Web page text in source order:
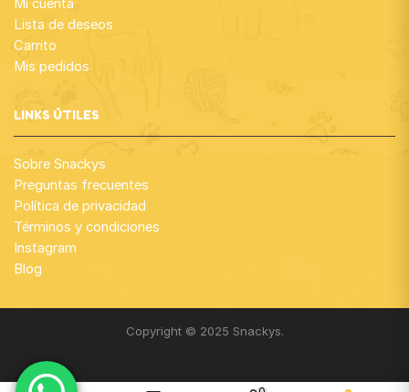
Mi cuenta
Lista de deseos
Carrito
Mis pedidos
LINKS ÚTILES
Sobre Snackys
Preguntas frecuentes
Política de privacidad
Términos y condiciones
Instagram
Blog
Copyright © 2025 Snackys.